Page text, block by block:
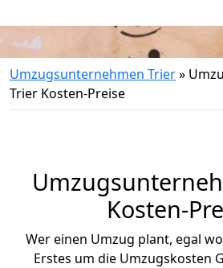
Umzugsunternehmen Trier»
Trier Kosten-Preise
Kosten-
Wer einen Umzug plant, egal
Erstes um die Umzugskosten